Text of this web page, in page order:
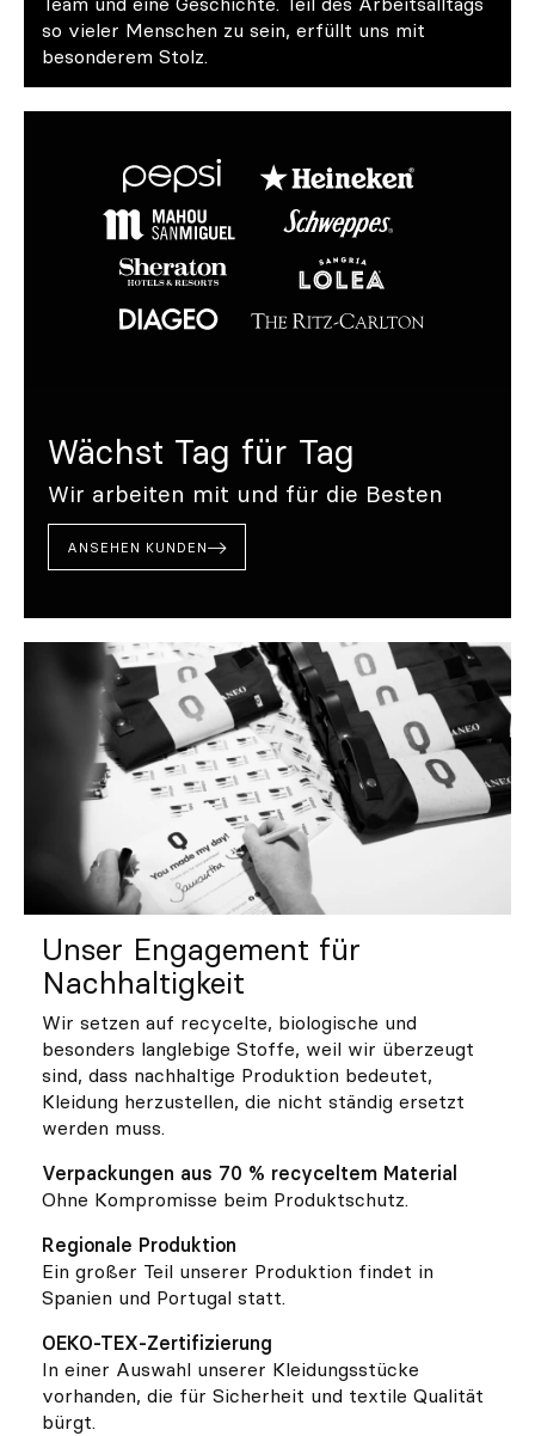
so vieler Menschen zu sein, erfüllt uns mit
besonderem Stolz.
Wächst Tag für Tag
Wir arbeiten mit und für die Besten
ANSEHEN KUNDEN
Unser Engagement für
Nachhaltigkeit
Wir setzen auf recycelte, biologische und
besonders langlebige Stoffe, weil wir überzeugt
sind, dass nachhaltige Produktion bedeutet,
Kleidung herzustellen, die nicht ständig ersetzt
werden muss.
Verpackungen aus 70 % recyceltem Material
Ohne Kompromisse beim Produktschutz.
Regionale Produktion
Ein großer Teil unserer Produktion findet in
Spanien und Portugal statt.
OEKO-TEX-Zertifizierung
In einer Auswahl unserer Kleidungsstücke
vorhanden, die für Sicherheit und textile Qualität
bürgt.